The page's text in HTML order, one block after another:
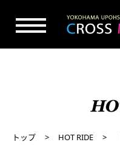
トップ HOT RIDE